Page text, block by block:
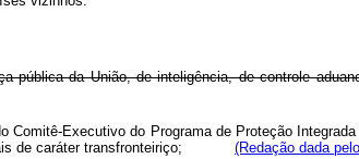
pública da União, de inteligência, de controle
Comitê-Executivo do Programa de Proteção
de caráter transfronteiriço;
(Redação dada